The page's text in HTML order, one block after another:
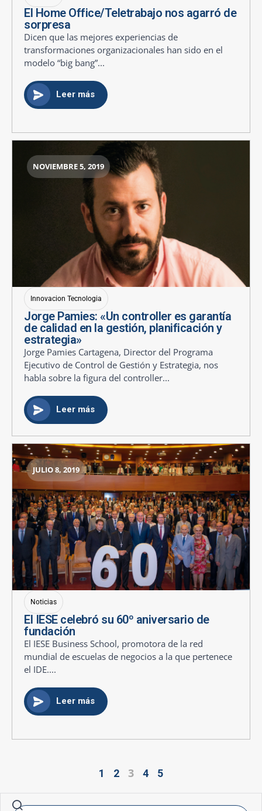
El Home Office/Teletrabajo nos agarró de
sorpresa
Dicen que las mejores experiencias de
transformaciones organizacionales han sido en el
modelo “big bang”...
Leer más
NOVIEMBRE 5, 2019
Innovacion Tecnologia
Jorge Pamies: «Un controller es garantía
de calidad en la gestión, planificación y
estrategia»
Jorge Pamies Cartagena, Director del Programa
Ejecutivo de Control de Gestión y Estrategia, nos
habla sobre la figura del controller...
Leer más
JULIO 8, 2019
Noticias
El IESE celebró su 60º aniversario de
fundación
El IESE Business School, promotora de la red
mundial de escuelas de negocios a la que pertenece
el IDE....
Leer más
1 2 3 4 5